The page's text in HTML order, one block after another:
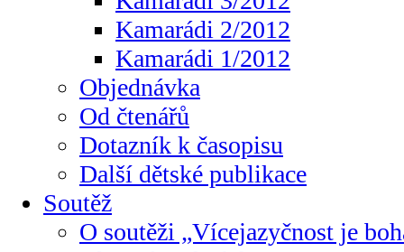
Kamarádi 2/2012
Kamarádi 1/2012
Objednávka
Od čtenářů
Dotazník k časopisu
Další dětské publikace
Soutěž
O soutěži „Vícejazyčnost je